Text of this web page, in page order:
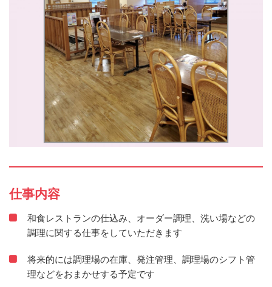
仕事内容
和食レストランの仕込み、オーダー調理、洗い場などの
調理に関する仕事をしていただきます
将来的には調理場の在庫、発注管理、調理場のシフト管
理などをおまかせする予定です